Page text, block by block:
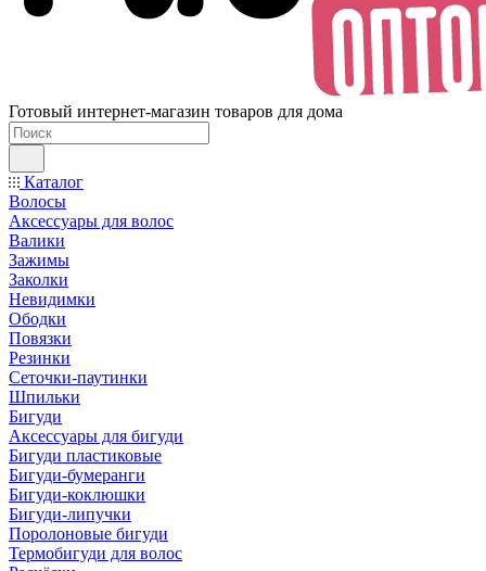
Готовый интернет-магазин товаров для дома
Каталог
Волосы
Аксессуары для волос
Валики
Зажимы
Заколки
Невидимки
Ободки
Повязки
Резинки
Сеточки-паутинки
Шпильки
Бигуди
Аксессуары для бигуди
Бигуди пластиковые
Бигуди-бумеранги
Бигуди-коклюшки
Бигуди-липучки
Поролоновые бигуди
Термобигуди для волос